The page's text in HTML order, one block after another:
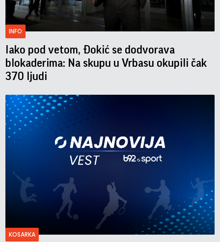
INFO
Iako pod vetom, Đokić se dodvorava
blokaderima: Na skupu u Vrbasu okupili čak
370 ljudi
KOSARKA